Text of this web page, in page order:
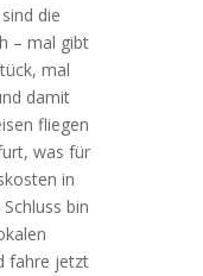
die
– mal gibt
mal
damit
fliegen
was für
in
bin
fahre jetzt